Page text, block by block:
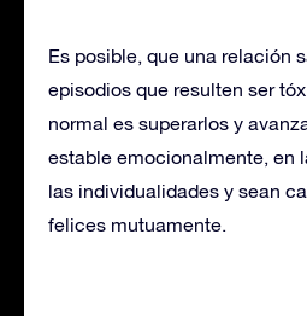
Es posible, que una relación
episodios que resulten ser
normal es superarlos y
estable emocionalmente, en
las individualidades y sean
felices mutuamente.